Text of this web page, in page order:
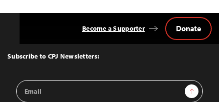
Top
Subscribe to CPJ Newsletters:
Email
Address
Sign Up
Become a Supporter Donate